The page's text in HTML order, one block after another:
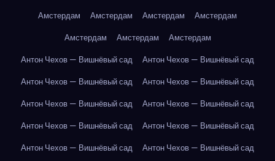
Амстердам
Амстердам Амстердам
Амстердам
Амстердам
Амстердам
Амстердам
Антон Чехов — Вишнёвый сад
Антон Чехов — Вишнёвый сад
Антон Чехов — Вишнёвый сад
Антон Чехов — Вишнёвый сад
Антон Чехов — Вишнёвый сад
Антон Чехов — Вишнёвый сад
Антон Чехов — Вишнёвый сад
Антон Чехов — Вишнёвый сад
Антон Чехов — Вишнёвый сад
Антон Чехов — Вишнёвый сад